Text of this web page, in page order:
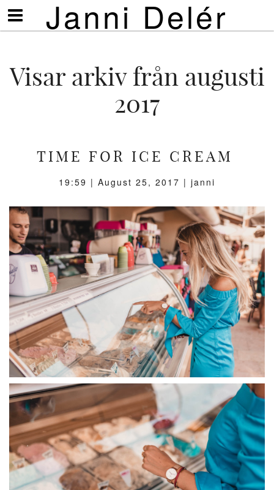
Janni Delér
Visa/göm
meny
Visar arkiv från augusti
2017
TIME FOR ICE CREAM
19:59 | August 25, 2017 | janni